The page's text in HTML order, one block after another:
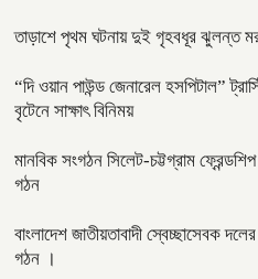
তাড়াশে পৃথম ঘটনায় দুই গৃহবধূর ঝুলন্ত
“দি ওয়ান পাউন্ড জেনারেল হসপিটাল”
বৃটেনে সাক্ষাৎ বিনিময়
মানবিক সংগঠন সিলেট-চট্টগ্রাম
গঠন
বাংলাদেশ জাতীয়তাবাদী স্বেচ্ছাসেবক
গঠন ।